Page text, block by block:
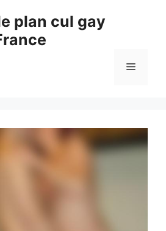
plan cul gay
Menu